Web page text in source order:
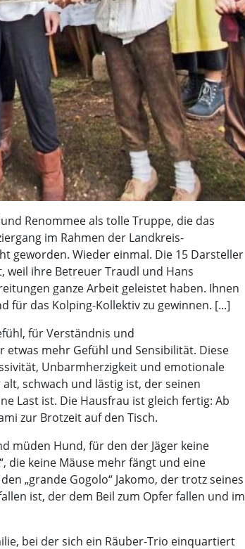
Renommee als tolle Truppe, die das
im Rahmen der Landkreis-
geworden. Wieder einmal. Die 15 Darsteller
weil ihre Betreuer Traudl und Hans
ganze Arbeit geleistet haben. Ihnen
für das Kolping-Kollektiv zu gewinnen. [...]
für Verständnis und
mehr Gefühl und Sensibilität. Diese
Unbarmherzigkeit und emotionale
schwach und lästig ist, der seinen
Last ist. Die Hausfrau ist gleich fertig: Ab
zur Brotzeit auf den Tisch.
müden Hund, für den der Jäger keine
die keine Mäuse mehr fängt und eine
„grande Gogolo“ Jakomo, der trotz seines
ist, der dem Beil zum Opfer fallen und im
bei der sich ein Räuber-Trio einquartiert